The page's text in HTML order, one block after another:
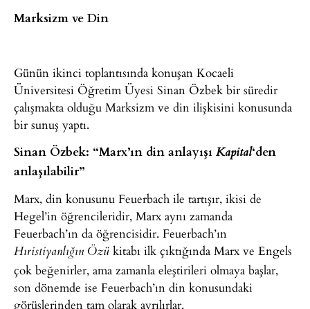
Marksizm ve Din
Günün ikinci toplantısında konuşan Kocaeli
Üniversitesi Öğretim Üyesi Sinan Özbek bir süredir
çalışmakta olduğu Marksizm ve din ilişkisini konusunda
bir sunuş yaptı.
Sinan Özbek: “Marx’ın din anlayışı Kapital‘den
anlaşılabilir”
Marx, din konusunu Feuerbach ile tartışır, ikisi de
Hegel’in öğrencileridir, Marx aynı zamanda
Feuerbach’ın da öğrencisidir. Feuerbach’ın
Hıristiyanlığın Özü kitabı ilk çıktığında Marx ve Engels
çok beğenirler, ama zamanla eleştirileri olmaya başlar,
son dönemde ise Feuerbach’ın din konusundaki
görüşlerinden tam olarak ayrılırlar.